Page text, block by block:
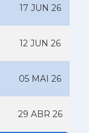
17 JUN 26
12 JUN 26
05 MAI 26
29 ABR 26